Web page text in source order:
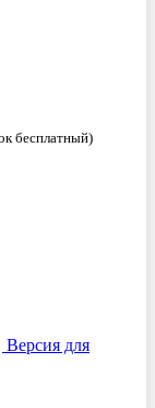
бесплатный)
Версия для